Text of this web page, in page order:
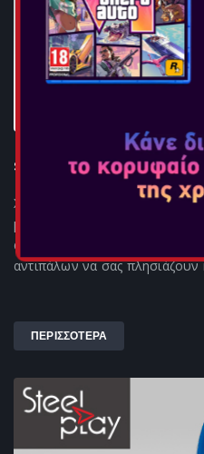
STEELPLAY WIRED
Χάρη σε αυτό το σετ
μιλάτε με την ομάδα σας για
ακολουθήσετε, να ακούσετε
αντιπάλων να σας
ΠΕΡΙΣΣΟΤΕΡΑ